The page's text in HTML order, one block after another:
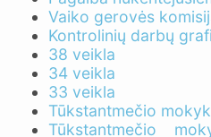
Vaiko gerovės
Kontrolinių darbų
38 veikla
34 veikla
33 veikla
Tūkstantmečio
Tūkstantmečio